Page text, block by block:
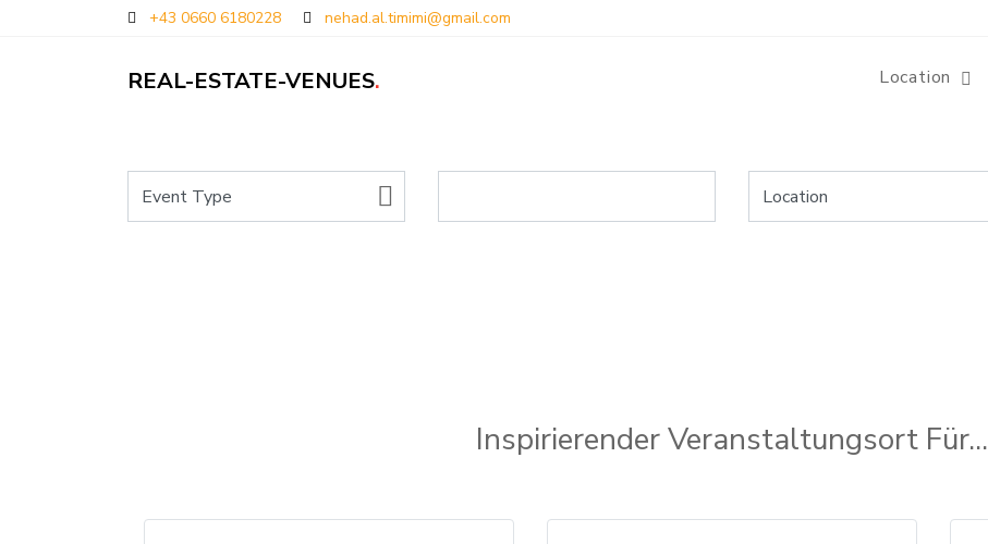
+43 0660 6180228 nehad.al.timimi@gmail.com
REAL-ESTATE-VENUES. Location
Inspirierender Veranstaltungsort Für...